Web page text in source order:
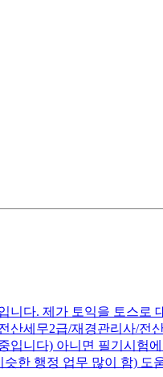
니다. 제가 토익을 토스
산세무2급/재경관리사/전
입니다) 아니면 필기시험
한 행정 업무 많이 함)